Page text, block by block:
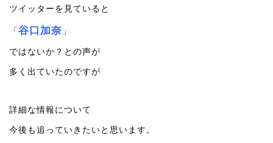
ツイッターを見ていると
「 谷口加奈 」
ではないか？との声が
多く出ていたのですが
詳細な情報について
今後も追っていきたいと思います。